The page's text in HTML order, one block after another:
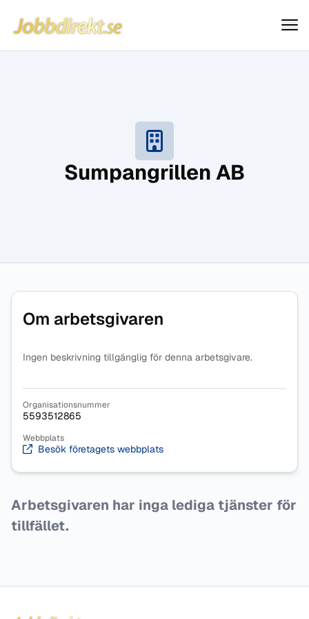
Hoppa till innehåll
Jobbdirekt
Sumpangrillen AB
Om arbetsgivaren
Ingen beskrivning tillgänglig för denna arbetsgivare.
Organisationsnummer
5593512865
Webbplats
Besök företagets webbplats
Arbetsgivaren har inga lediga tjänster för
tillfället.